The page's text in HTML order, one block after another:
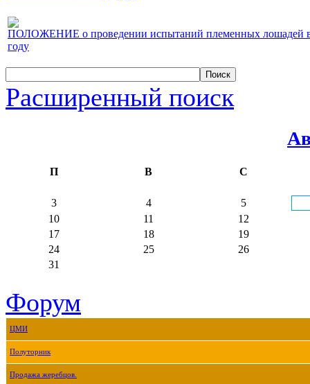
ПОЛОЖЕНИЕ о проведении испытаний племенных лошадей
году
Расширенный поиск
П В С
3 4
5
10
11
12
17
18
19
24
25
26
31
Форум
ЦМИ
Полуторник
Продажа жеребцов.